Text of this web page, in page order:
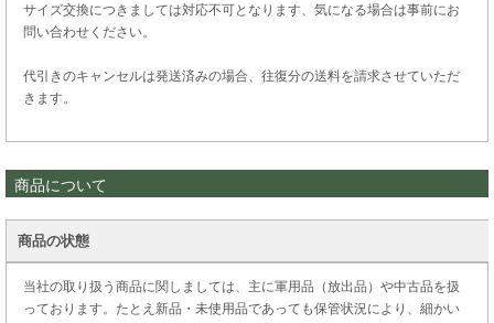
サイズ交換につきましては対応不可となります、気になる場合は事前にお
問い合わせください。
代引きのキャンセルは発送済みの場合、往復分の送料を請求させていただ
きます。
商品について
商品の状態
当社の取り扱う商品に関しましては、主に軍用品（放出品）や中古品を扱
っております。たとえ新品・未使用品であっても保管状況により、細かい